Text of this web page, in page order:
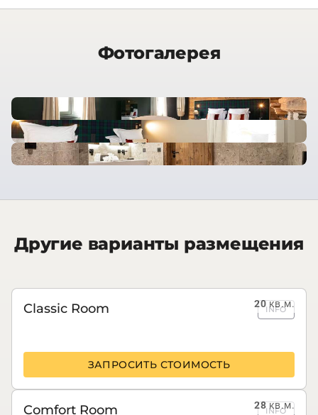
Фотогалерея
Другие варианты размещения
20кв.м.
Classic Room INFO
ЗАПРОСИТЬ СТОИМОСТЬ
28кв.м.
Comfort Room INFO